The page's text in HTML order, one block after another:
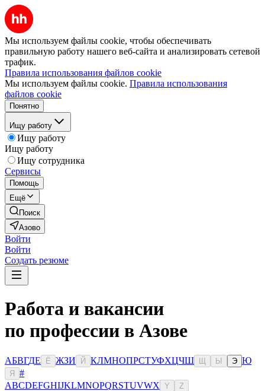
Мы используем файлы cookie, чтобы обеспечивать
правильную работу нашего веб-сайта и анализировать сетевой
трафик.
Правила использования файлов cookie
Мы используем файлы cookie. Правила использования
файлов cookie
Понятно
Ищу работу
Ищу работу
Ищу работу
Ищу сотрудника
Сервисы
Помощь
Ещё
Поиск
Азово
Войти
Войти
Создать резюме
Работа и вакансии
по профессии в Азове
АБВГДЕ Ё ЖЗИ Й КЛМНОПРСТУФХЦЧШ Ы Э Ю
Я
#
ABCDEFGHIJKLMNOPQRSTUVWX Y Z